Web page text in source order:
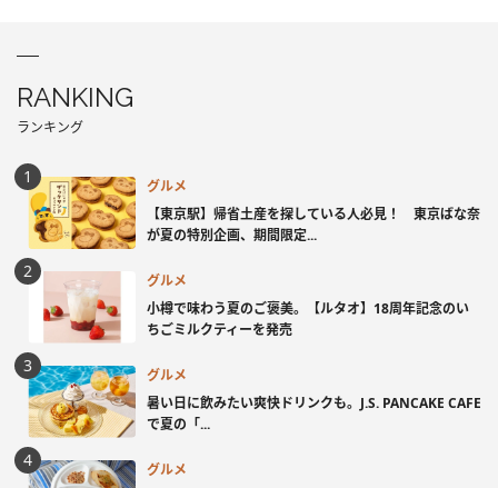
RANKING
ランキング
グルメ
【東京駅】帰省土産を探している人必見！ 東京ばな奈
が夏の特別企画、期間限定...
グルメ
小樽で味わう夏のご褒美。【ルタオ】18周年記念のい
ちごミルクティーを発売
グルメ
暑い日に飲みたい爽快ドリンクも。J.S. PANCAKE CAFE
で夏の「...
グルメ